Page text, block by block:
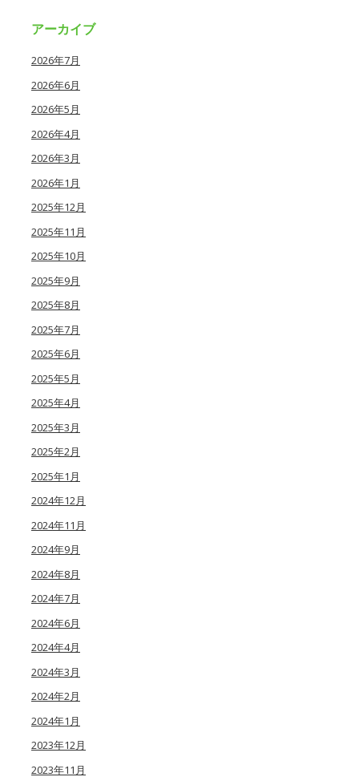
アーカイブ
2026年7月
2026年6月
2026年5月
2026年4月
2026年3月
2026年1月
2025年12月
2025年11月
2025年10月
2025年9月
2025年8月
2025年7月
2025年6月
2025年5月
2025年4月
2025年3月
2025年2月
2025年1月
2024年12月
2024年11月
2024年9月
2024年8月
2024年7月
2024年6月
2024年4月
2024年3月
2024年2月
2024年1月
2023年12月
2023年11月